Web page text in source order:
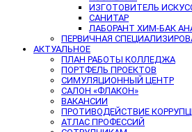
ИЗГОТОВИТЕЛЬ
САНИТАР
ЛАБОРАНТ ХИМ-БАК
ПЕРВИЧНАЯ
АКТУАЛЬНОЕ
ПЛАН РАБОТЫ КОЛЛЕДЖА
ПОРТФЕЛЬ ПРОЕКТОВ
СИМУЛЯЦИОННЫЙ ЦЕНТР
САЛОН «ФЛАКОН»
ВАКАНСИИ
ПРОТИВОДЕЙСТВИЕ
АТЛАС ПРОФЕССИЙ